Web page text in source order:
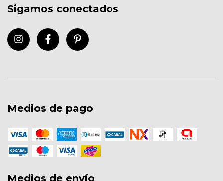
Sigamos conectados
Medios de pago
Medios de envío